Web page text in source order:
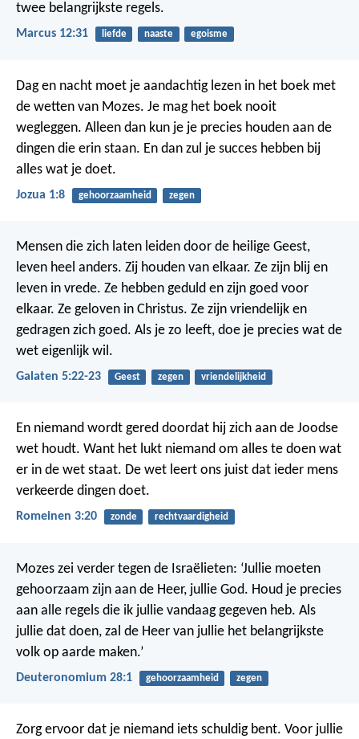
twee belangrijkste regels.
Marcus 12:31 liefde naaste egoisme
Dag en nacht moet je aandachtig lezen in het boek met
de wetten van Mozes. Je mag het boek nooit
wegleggen. Alleen dan kun je je precies houden aan de
dingen die erin staan. En dan zul je succes hebben bij
alles wat je doet.
Jozua 1:8 gehoorzaamheid zegen
Mensen die zich laten leiden door de heilige Geest,
leven heel anders. Zij houden van elkaar. Ze zijn blij en
leven in vrede. Ze hebben geduld en zijn goed voor
elkaar. Ze geloven in Christus. Ze zijn vriendelijk en
gedragen zich goed. Als je zo leeft, doe je precies wat de
wet eigenlijk wil.
Galaten 5:22-23 Geest zegen vriendelijkheid
En niemand wordt gered doordat hij zich aan de Joodse
wet houdt. Want het lukt niemand om alles te doen wat
er in de wet staat. De wet leert ons juist dat ieder mens
verkeerde dingen doet.
Romeinen 3:20 zonde rechtvaardigheid
Mozes zei verder tegen de Israëlieten: ‘Jullie moeten
gehoorzaam zijn aan de Heer, jullie God. Houd je precies
aan alle regels die ik jullie vandaag gegeven heb. Als
jullie dat doen, zal de Heer van jullie het belangrijkste
volk op aarde maken.’
Deuteronomium 28:1 gehoorzaamheid zegen
Zorg ervoor dat je niemand iets schuldig bent. Voor jullie